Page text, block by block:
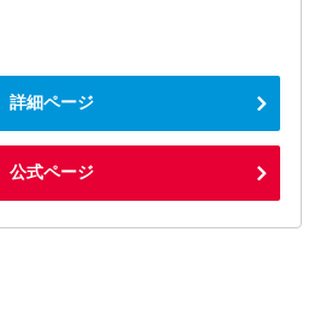
詳細ページ
公式ページ